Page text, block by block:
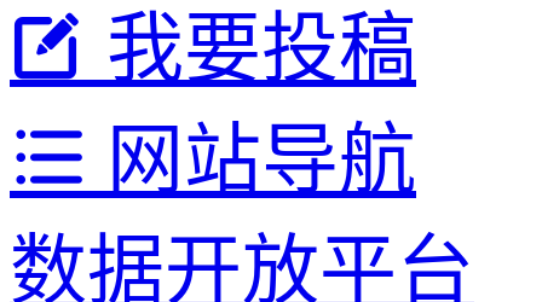
我要投稿
网站导航
数据开放平台